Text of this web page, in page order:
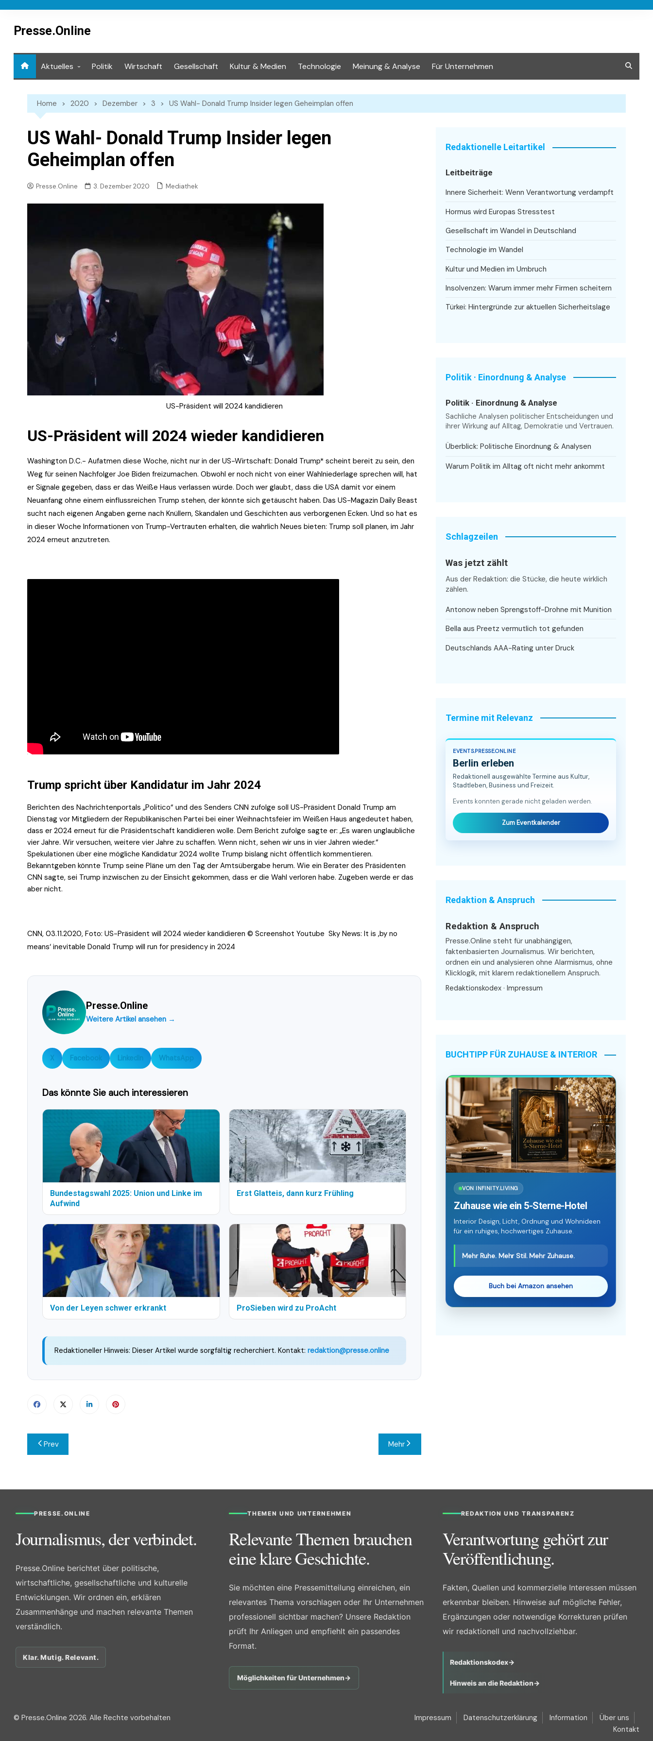
contentPresse.Online
Aktuelles Politik Wirtschaft Gesellschaft Kultur & Medien Technologie Meinung & Analyse Für Unternehmen
Home 2020 Dezember 3 US Wahl- Donald Trump Insider legen Geheimplan offen
US Wahl- Donald Trump Insider legen
Geheimplan offen
Presse.Online 3. Dezember 2020 Mediathek
US-Präsident will 2024 kandidieren
US-Präsident will 2024 wieder kandidieren
Washington D.C.- Aufatmen diese Woche, nicht nur in der US-Wirtschaft: Donald Trump* scheint bereit zu sein, den
Weg für seinen Nachfolger Joe Biden freizumachen. Obwohl er noch nicht von einer Wahlniederlage sprechen will, hat
er Signale gegeben, dass er das Weiße Haus verlassen würde. Doch wer glaubt, dass die USA damit vor einem
Neuanfang ohne einem einflussreichen Trump stehen, der könnte sich getäuscht haben. Das US-Magazin Daily Beast
sucht nach eigenen Angaben gerne nach Knüllern, Skandalen und Geschichten aus verborgenen Ecken. Und so hat es
in dieser Woche Informationen von Trump-Vertrauten erhalten, die wahrlich Neues bieten: Trump soll planen, im Jahr
2024 erneut anzutreten.
Trump spricht über Kandidatur im Jahr 2024
Berichten des Nachrichtenportals „Politico“ und des Senders CNN zufolge soll US-Präsident Donald Trump am
Dienstag vor Mitgliedern der Republikanischen Partei bei einer Weihnachtsfeier im Weißen Haus angedeutet haben,
dass er 2024 erneut für die Präsidentschaft kandidieren wolle. Dem Bericht zufolge sagte er: „Es waren unglaubliche
vier Jahre. Wir versuchen, weitere vier Jahre zu schaffen. Wenn nicht, sehen wir uns in vier Jahren wieder.“
Spekulationen über eine mögliche Kandidatur 2024 wollte Trump bislang nicht öffentlich kommentieren.
Bekanntgeben könnte Trump seine Pläne um den Tag der Amtsübergabe herum. Wie ein Berater des Präsidenten
CNN sagte, sei Trump inzwischen zu der Einsicht gekommen, dass er die Wahl verloren habe. Zugeben werde er das
aber nicht.
CNN, 03.11.2020, Foto: US-Präsident will 2024 wieder kandidieren © Screenshot Youtube Sky News: It is ‚by no
means‘ inevitable Donald Trump will run for presidency in 2024
Presse.Online
Weitere Artikel ansehen →
X Facebook LinkedIn WhatsApp
Das könnte Sie auch interessieren
Bundestagswahl 2025: Union und Linke im
Aufwind
Erst Glatteis, dann kurz Frühling
Von der Leyen schwer erkrankt ProSieben wird zu ProAcht
Redaktioneller Hinweis: Dieser Artikel wurde sorgfältig recherchiert. Kontakt: redaktion@presse.online
Beitragsnavigation
Prev Mehr
Redaktionelle Leitartikel
Leitbeiträge
Innere Sicherheit: Wenn Verantwortung verdampft
Hormus wird Europas Stresstest
Gesellschaft im Wandel in Deutschland
Technologie im Wandel
Kultur und Medien im Umbruch
Insolvenzen: Warum immer mehr Firmen scheitern
Türkei: Hintergründe zur aktuellen Sicherheitslage
Politik · Einordnung & Analyse
Politik · Einordnung & Analyse
Sachliche Analysen politischer Entscheidungen und
ihrer Wirkung auf Alltag, Demokratie und Vertrauen.
Überblick: Politische Einordnung & Analysen
Warum Politik im Alltag oft nicht mehr ankommt
Schlagzeilen
Was jetzt zählt
Aus der Redaktion: die Stücke, die heute wirklich
zählen.
Antonow neben Sprengstoff-Drohne mit Munition
Bella aus Preetz vermutlich tot gefunden
Deutschlands AAA-Rating unter Druck
Termine mit Relevanz
EVENTS.PRESSE.ONLINE
Berlin erleben
Redaktionell ausgewählte Termine aus Kultur,
Stadtleben, Business und Freizeit.
Events konnten gerade nicht geladen werden.
Zum Eventkalender
Redaktion & Anspruch
Redaktion & Anspruch
Presse.Online steht für unabhängigen,
faktenbasierten Journalismus. Wir berichten,
ordnen ein und analysieren ohne Alarmismus, ohne
Klicklogik, mit klarem redaktionellem Anspruch.
Redaktionskodex · Impressum
BUCHTIPP FÜR ZUHAUSE & INTERIOR
VON INFINITY.LIVING
Zuhause wie ein 5-Sterne-Hotel
Interior Design, Licht, Ordnung und Wohnideen
für ein ruhiges, hochwertiges Zuhause.
Mehr Ruhe. Mehr Stil. Mehr Zuhause.
Buch bei Amazon ansehen
PRESSE.ONLINE
Journalismus, der verbindet.
Presse.Online berichtet über politische,
wirtschaftliche, gesellschaftliche und kulturelle
Entwicklungen. Wir ordnen ein, erklären
Zusammenhänge und machen relevante Themen
verständlich.
Klar. Mutig. Relevant.
THEMEN UND UNTERNEHMEN
Relevante Themen brauchen
eine klare Geschichte.
Sie möchten eine Pressemitteilung einreichen, ein
relevantes Thema vorschlagen oder Ihr Unternehmen
professionell sichtbar machen? Unsere Redaktion
prüft Ihr Anliegen und empfiehlt ein passendes
Format.
Möglichkeiten für Unternehmen→
REDAKTION UND TRANSPARENZ
Verantwortung gehört zur
Veröffentlichung.
Fakten, Quellen und kommerzielle Interessen müssen
erkennbar bleiben. Hinweise auf mögliche Fehler,
Ergänzungen oder notwendige Korrekturen prüfen
wir redaktionell und nachvollziehbar.
Redaktionskodex→
Hinweis an die Redaktion→
© Presse.Online 2026. Alle Rechte vorbehalten Impressum Datenschutzerklärung Information
Über uns
Kontakt